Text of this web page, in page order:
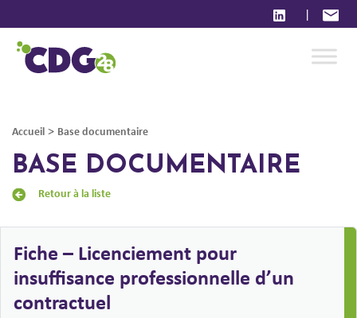
|
Accueil > Base documentaire
BASE DOCUMENTAIRE
Retour à la liste
Fiche – Licenciement pour
insuffisance professionnelle d’un
contractuel